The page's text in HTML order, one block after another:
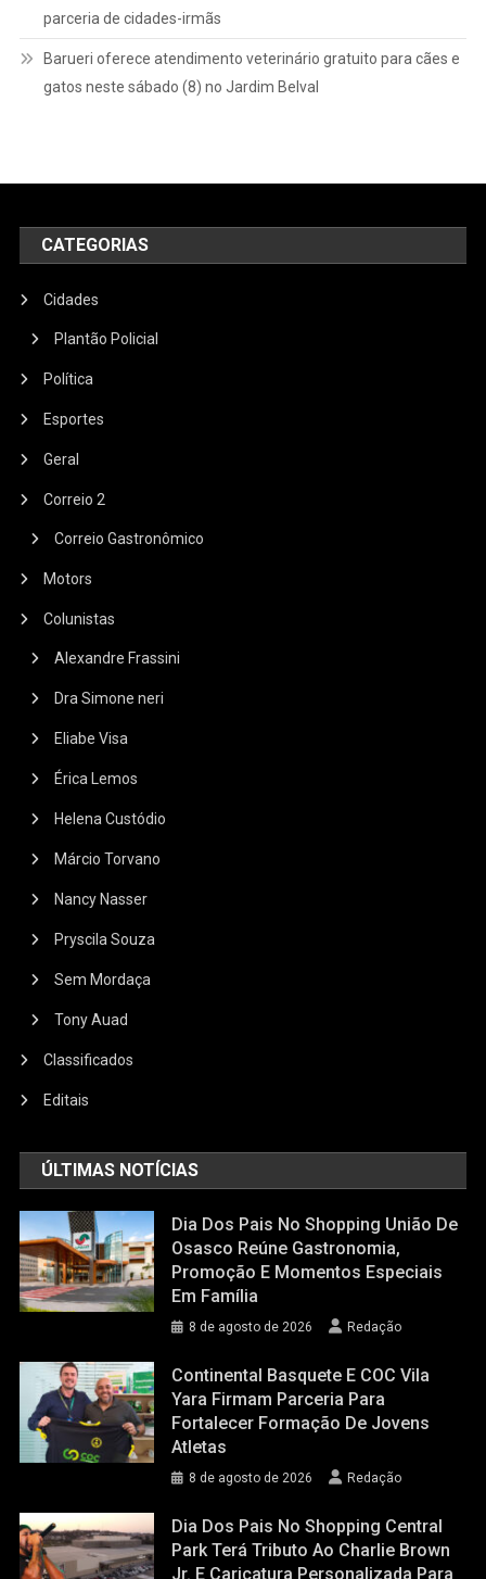
parceria de cidades-irmãs
Barueri oferece atendimento veterinário gratuito para cães e
gatos neste sábado (8) no Jardim Belval
CATEGORIAS
Cidades
Plantão Policial
Política
Esportes
Geral
Correio 2
Correio Gastronômico
Motors
Colunistas
Alexandre Frassini
Dra Simone neri
Eliabe Visa
Érica Lemos
Helena Custódio
Márcio Torvano
Nancy Nasser
Pryscila Souza
Sem Mordaça
Tony Auad
Classificados
Editais
ÚLTIMAS NOTÍCIAS
Dia Dos Pais No Shopping União De
Osasco Reúne Gastronomia,
Promoção E Momentos Especiais
Em Família
8 de agosto de 2026 Redação
Continental Basquete E COC Vila
Yara Firmam Parceria Para
Fortalecer Formação De Jovens
Atletas
8 de agosto de 2026 Redação
Dia Dos Pais No Shopping Central
Park Terá Tributo Ao Charlie Brown
Jr. E Caricatura Personalizada Para